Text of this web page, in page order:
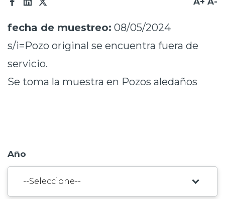
Prensa
Trabaja en Codelco
fecha de muestreo: 08/05/2024
s/i=Pozo original se encuentra fuera de
servicio.
Se toma la muestra en Pozos aledaños
Año